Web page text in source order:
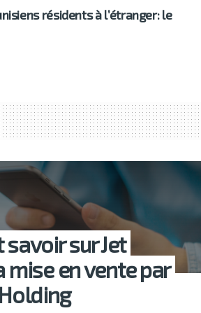
résidents à l’étranger: le
savoir sur Jet
en vente par